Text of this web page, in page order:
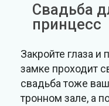
Свадьба
принцесс
Закройте глаза и
замке проходит
свадьба тоже
тронном зале, а